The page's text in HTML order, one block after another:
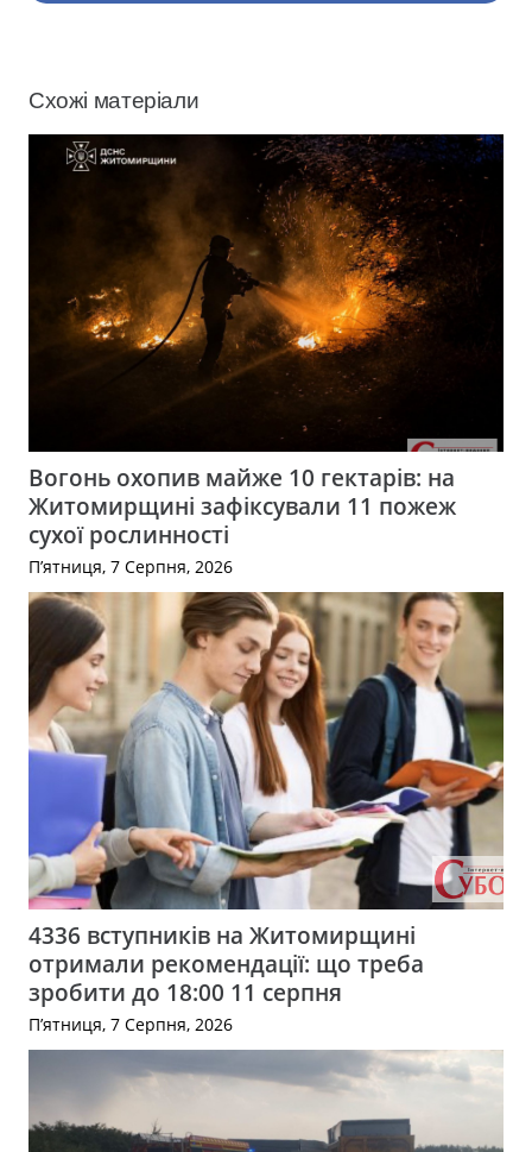
Схожі матеріали
Вогонь охопив майже 10 гектарів: на
Житомирщині зафіксували 11 пожеж
сухої рослинності
П’ятниця, 7 Серпня, 2026
4336 вступників на Житомирщині
отримали рекомендації: що треба
зробити до 18:00 11 серпня
П’ятниця, 7 Серпня, 2026